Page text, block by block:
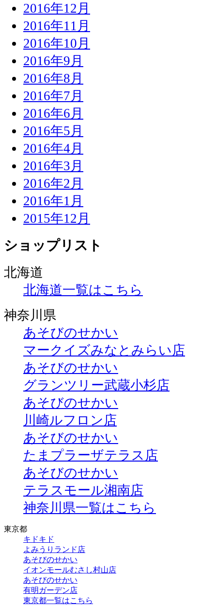
2016年12月
2016年11月
2016年10月
2016年9月
2016年8月
2016年7月
2016年6月
2016年5月
2016年4月
2016年3月
2016年2月
2016年1月
2015年12月
ショップリスト
北海道
北海道一覧はこちら
神奈川県
あそびのせかい
マークイズみなとみらい店
あそびのせかい
グランツリー武蔵小杉店
あそびのせかい
川崎ルフロン店
あそびのせかい
たまプラーザテラス店
あそびのせかい
テラスモール湘南店
神奈川県一覧はこちら
東京都
キドキド
よみうりランド店
あそびのせかい
イオンモールむさし村山店
あそびのせかい
有明ガーデン店
東京都一覧はこちら